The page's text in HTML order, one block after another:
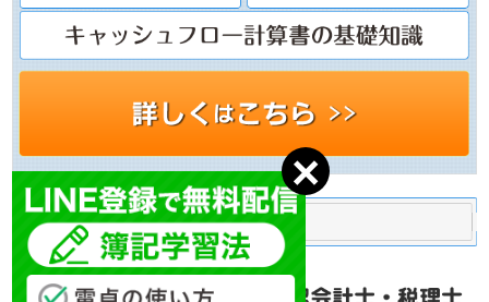
プロフィール